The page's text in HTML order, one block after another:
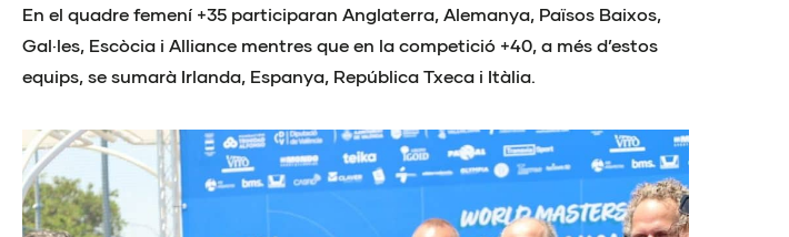
En el quadre femení +35 participaran Anglaterra, Alemanya, Països Baixos,
Gal·les, Escòcia i Alliance mentres que en la competició +40, a més d’estos
equips, se sumarà Irlanda, Espanya, República Txeca i Itàlia.